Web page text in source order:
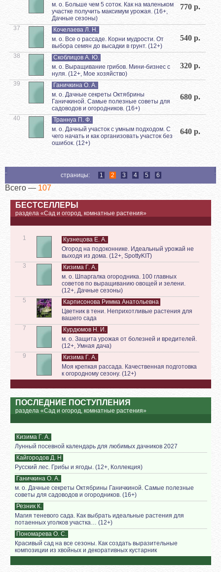
м. о. Больше чем 5 соток. Как на маленьком
участке получить максимум урожая. (16+,
Дачные сезоны)
770 р.
37
Кочелаева Л. Н.
м. о. Все о рассаде. Корни мудрости. От
выбора семян до высадки в грунт. (12+)
540 р.
38
Скоблицов А. Ю.
м. о. Выращивание грибов. Мини-бизнес с
нуля. (12+, Мое хозяйство)
320 р.
39
Ганичкина О. А.
м. о. Дачные секреты Октябрины
Ганичкиной. Самые полезные советы для
садоводов и огородников. (16+)
680 р.
40
Траннуа П. Ф.
м. о. Дачный участок с умным подходом. С
чего начать и как организовать участок без
ошибок. (12+)
640 р.
страницы: 1 2 3 4 5 6
Всего — 107
БЕСТСЕЛЛЕРЫ
раздела «Сад и огород, комнатные растения»
1
Кузнецова Е. А.
Огород на подоконнике. Идеальный урожай не
выходя из дома. (12+, SpottyKIT)
3
Кизима Г. А.
м. о. Шпаргалка огородника. 100 главных
советов по выращиванию овощей и зелени.
(12+, Дачные сезоны)
5
Карписонова Римма Анатольевна
Цветник в тени. Неприхотливые растения для
вашего сада
7
Курдюмов Н. И.
м. о. Защита урожая от болезней и вредителей.
(12+, Умная дача)
9
Кизима Г. А.
Моя крепкая рассада. Качественная подготовка
к огородному сезону. (12+)
ПОСЛЕДНИЕ ПОСТУПЛЕНИЯ
раздела «Сад и огород, комнатные растения»
Кизима Г. А.
Лунный посевной календарь для любимых дачников 2027
Кайгородов Д. Н
Русский лес. Грибы и ягоды. (12+, Коллекция)
Ганичкина О. А.
м. о. Дачные секреты Октябрины Ганичкиной. Самые полезные
советы для садоводов и огородников. (16+)
Резник К.
Магия теневого сада. Как выбрать идеальные растения для
потаенных уголков участка… (12+)
Пономарева О. С.
Красивый сад на все сезоны. Как создать выразительные
композиции из хвойных и декоративных кустарник